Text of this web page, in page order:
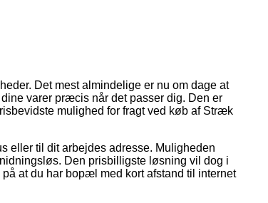
Det mest almindelige er nu om dage at
varer præcis når det passer dig. Den er
mulighed for fragt ved køb af Stræk
eller til dit arbejdes adresse. Muligheden
Den prisbilligste løsning vil dog i
at du har bopæl med kort afstand til internet